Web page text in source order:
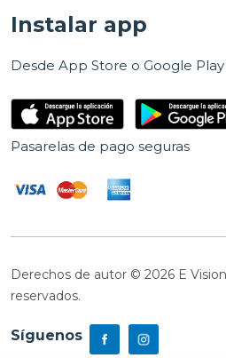
Instalar app
Desde App Store o Google Play
Pasarelas de pago seguras
Derechos de autor © 2026 E
reservados.
Síguenos